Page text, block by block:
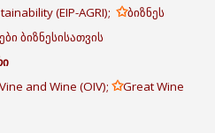
(EIP-AGRI); ✩ბიზნეს
ბიზნესისათვის
and Wine (OIV); ✩Great Wine